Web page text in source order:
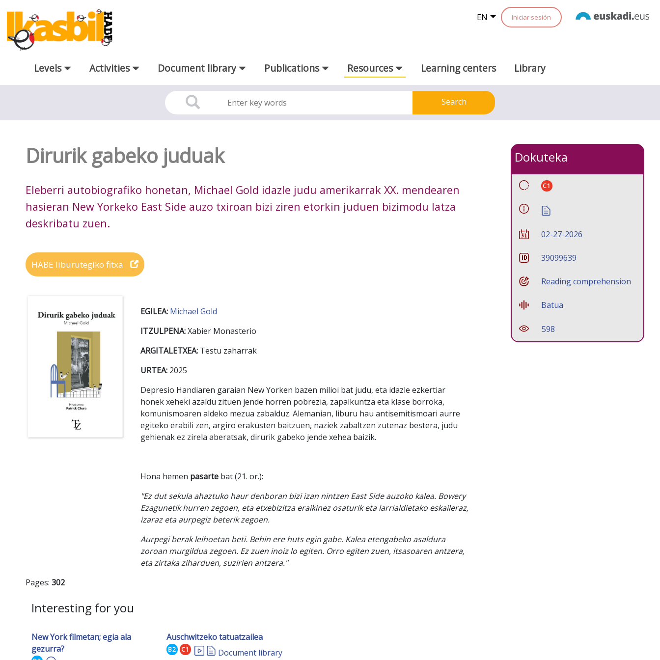
Skip to Main Content
EN Iniciar sesión
Levels Activities Document library Publications Resources Learning centers Library
Search
Dirurik gabeko juduak
Eleberri autobiografiko honetan, Michael Gold idazle judu amerikarrak XX. mendearen
hasieran New Yorkeko East Side auzo txiroan bizi ziren etorkin juduen bizimodu latza
deskribatu zuen.
HABE liburutegiko fitxa
EGILEA: Michael Gold
ITZULPENA:Xabier Monasterio
ARGITALETXEA: Testu zaharrak
URTEA:2025
Depresio Handiaren garaian New Yorken bazen milioi bat judu, eta idazle ezkertiar
honek xeheki azaldu zituen jende horren pobrezia, zapalkuntza eta klase borroka,
komunismoaren aldeko mezua zabalduz. Alemanian, liburu hau antisemitismoari aurre
egiteko erabili zen, argiro erakusten baitzuen, naziek zabaltzen zutenaz bestera, judu
gehienak ez zirela aberatsak, dirurik gabeko jende xehea baizik.
Hona hemen pasarte bat (21. or.):
"Ez dut sekula ahaztuko haur denboran bizi izan nintzen East Side auzoko kalea. Bowery
Ezagunetik hurren zegoen, eta etxebizitza eraikinez osaturik eta larrialdietako eskaileraz,
izaraz eta aurpegiz beterik zegoen.
Aurpegi berak leihoetan beti. Behin ere huts egin gabe. Kalea etengabeko asaldura
zoroan murgildua zegoen. Ez zuen inoiz lo egiten. Orro egiten zuen, itsasoaren antzera,
eta zirtaka ziharduen, suzirien antzera."
Pages: 302
Interesting for you
New York filmetan; egia ala
gezurra?
Auschwitzeko tatuatzailea
B2 C1 Document library
Dokuteka
C1
02-27-2026
39099639
Reading comprehension
Batua
598